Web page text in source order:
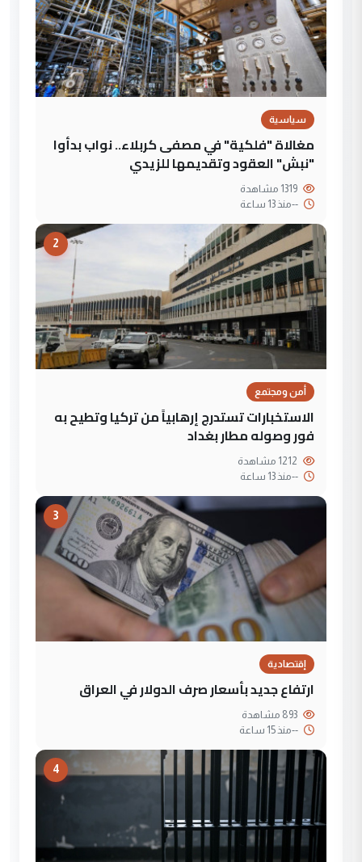
سياسية
مغالاة "فلكية" في مصفى كربلاء.. نواب بدأوا
"نبش" العقود وتقديمها للزيدي
--منذ 13 ساعة
2
أمن ومجتمع
الاستخبارات تستدرج إرهابياً من تركيا وتطيح به
فور وصوله مطار بغداد
--منذ 13 ساعة
3
إقتصادية
ارتفاع جديد بأسعار صرف الدولار في العراق
--منذ 15 ساعة
4